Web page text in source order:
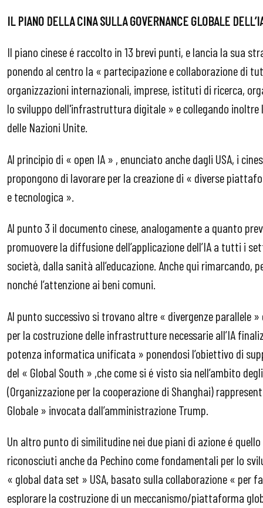
IL PIANO DELLA CINA SULLA GOVERNANCE GLOBALE
Il piano cinese é raccolto in 13 brevi punti, e lancia la sua
ponendo al centro la « partecipazione e collaborazione di
organizzazioni internazionali, imprese, istituti di ricerca,
lo sviluppo dell'infrastruttura digitale » e collegando inoltre
delle Nazioni Unite.
Al principio di « open IA » , enunciato anche dagli USA, i
propongono di lavorare per la creazione di « diverse
e tecnologica ».
Al punto 3 il documento cinese, analogamente a quanto
promuovere la diffusione dell’applicazione dell’IA a tutti i
società, dalla sanità all’educazione. Anche qui rimarcando,
nonché l’attenzione ai beni comuni.
Al punto successivo si trovano altre « divergenze parallele
per la costruzione delle infrastrutture necessarie all’IA
potenza informatica unificata » ponendosi l’obiettivo di
del « Global South » ,che come si é visto sia nell’ambito
(Organizzazione per la cooperazione di Shanghai)
Globale » invocata dall’amministrazione Trump.
Un altro punto di similitudine nei due piani di azione é
riconosciuti anche da Pechino come fondamentali per lo
« global data set » USA, basato sulla collaborazione « per
esplorare la costruzione di un meccanismo/piattaforma